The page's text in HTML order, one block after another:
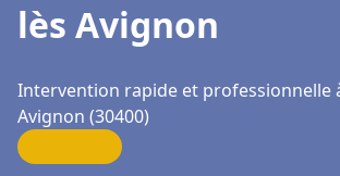
lès Avignon
Intervention rapide et professionnelle
Avignon (30400)